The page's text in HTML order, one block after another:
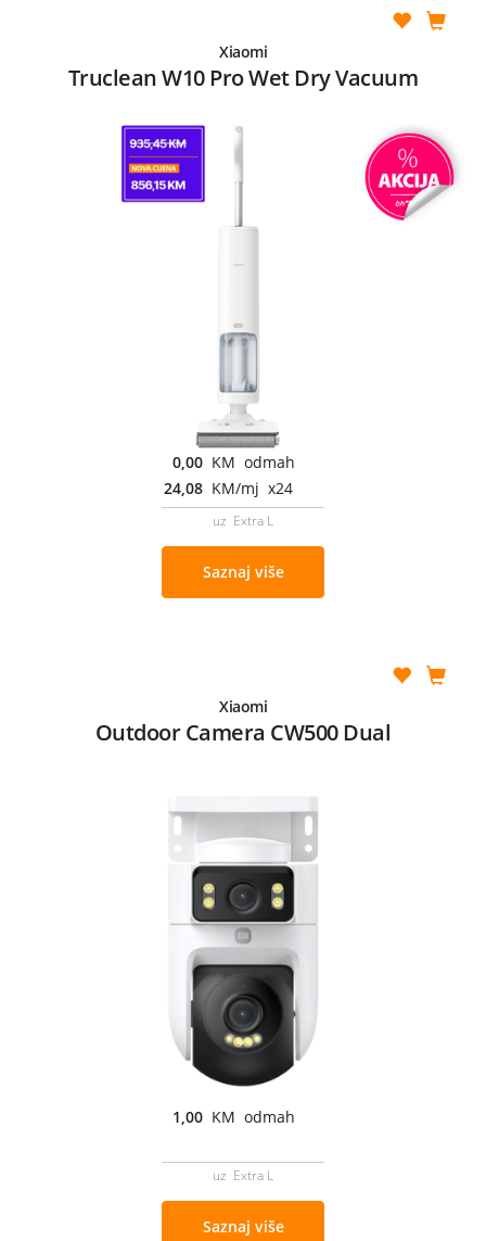
Xiaomi
Truclean W10 Pro Wet Dry Vacuum
0,00 KM odmah
24,08 KM/mj x24
uz Extra L
Saznaj više
Xiaomi
Outdoor Camera CW500 Dual
1,00 KM odmah
uz Extra L
Saznaj više